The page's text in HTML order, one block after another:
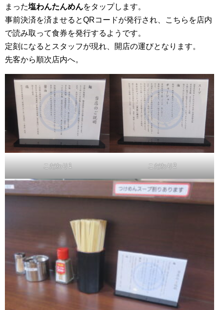
まった塩わんたんめんをタップします。
事前決済を済ませるとQRコードが発行され、こちらを店内
で読み取って食券を発行するようです。
定刻になるとスタッフが現れ、開店の運びとなります。
先客から順次店内へ。
こだわり1 こだわり2